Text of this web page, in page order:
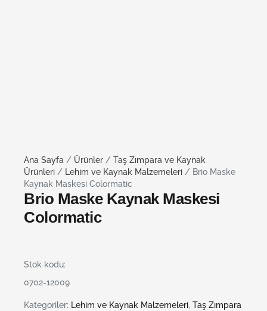
Ana Sayfa / Ürünler / Taş Zımpara ve Kaynak
Ürünleri / Lehim ve Kaynak Malzemeleri / Brio Maske
Kaynak Maskesi Colormatic
Brio Maske Kaynak Maskesi
Colormatic
Stok kodu:
0702-12009
Kategoriler: Lehim ve Kaynak Malzemeleri, Taş Zımpara